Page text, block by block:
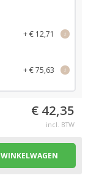
+ € 12,71 i
+ € 75,63 i
€ 42,35
incl. BTW
WINKELWAGEN